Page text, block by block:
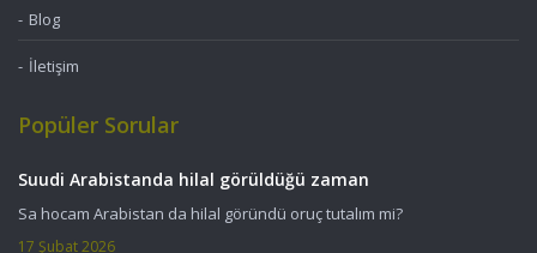
Blog
İletişim
Popüler Sorular
Suudi Arabistanda hilal görüldüğü zaman
Sa hocam Arabistan da hilal göründü oruç tutalım mi?
17 Şubat 2026